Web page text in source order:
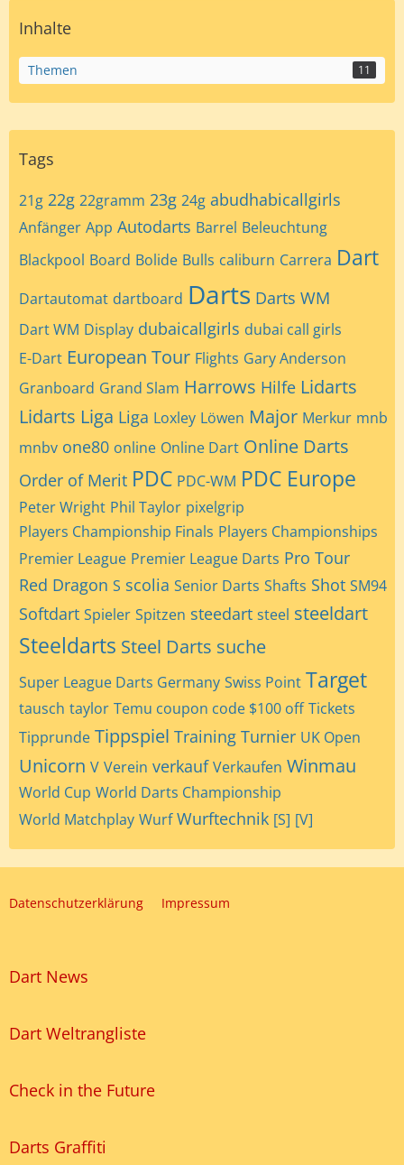
Inhalte
Themen 11
Tags
21g 22g 22gramm 23g 24g abudhabicallgirls
Anfänger App Autodarts Barrel Beleuchtung
Blackpool Board Bolide Bulls caliburn Carrera Dart
Dartautomat dartboard Darts Darts WM
Dart WM Display dubaicallgirls dubai call girls
E-Dart European Tour Flights Gary Anderson
Granboard Grand Slam Harrows Hilfe Lidarts
Lidarts Liga Liga Loxley Löwen Major Merkur mnb
mnbv one80 online Online Dart Online Darts
Order of Merit PDC PDC-WM PDC Europe
Peter Wright Phil Taylor pixelgrip
Players Championship Finals Players Championships
Premier League Premier League Darts Pro Tour
Red Dragon S scolia Senior Darts Shafts Shot SM94
Softdart Spieler Spitzen steedart steel steeldart
Steeldarts Steel Darts suche
Super League Darts Germany Swiss Point Target
tausch taylor Temu coupon code $100 off Tickets
Tipprunde Tippspiel Training Turnier UK Open
Unicorn V Verein verkauf Verkaufen Winmau
World Cup World Darts Championship
World Matchplay Wurf Wurftechnik [S] [V]
Datenschutzerklärung Impressum
Dart News
Dart Weltrangliste
Check in the Future
Darts Graffiti